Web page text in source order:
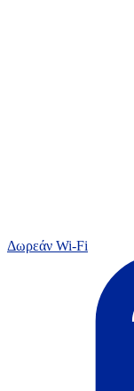
Δωρεάν Wi-Fi